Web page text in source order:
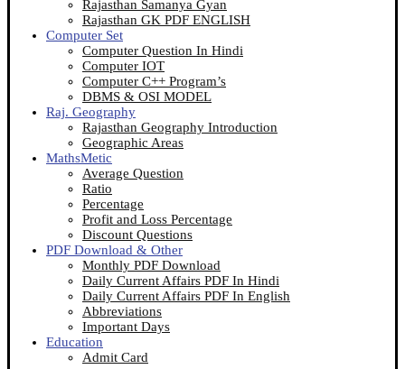
Rajasthan Samanya Gyan
Rajasthan GK PDF ENGLISH
Computer Set
Computer Question In Hindi
Computer IOT
Computer C++ Program’s
DBMS & OSI MODEL
Raj. Geography
Rajasthan Geography Introduction
Geographic Areas
MathsMetic
Average Question
Ratio
Percentage
Profit and Loss Percentage
Discount Questions
PDF Download & Other
Monthly PDF Download
Daily Current Affairs PDF In Hindi
Daily Current Affairs PDF In English
Abbreviations
Important Days
Education
Admit Card